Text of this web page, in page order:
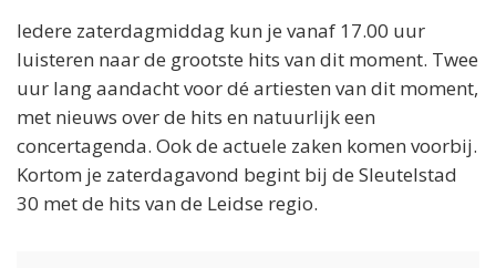
Iedere zaterdagmiddag kun je vanaf 17.00 uur
luisteren naar de grootste hits van dit moment. Twee
uur lang aandacht voor dé artiesten van dit moment,
met nieuws over de hits en natuurlijk een
concertagenda. Ook de actuele zaken komen voorbij.
Kortom je zaterdagavond begint bij de Sleutelstad
30 met de hits van de Leidse regio.